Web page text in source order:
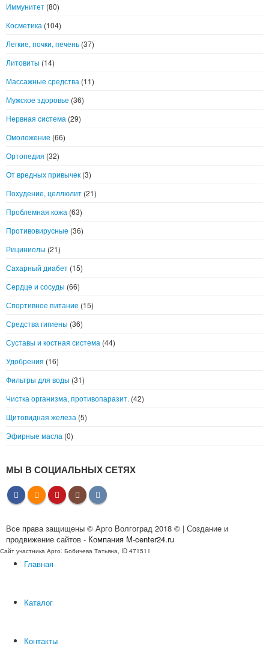
Иммунитет (80)
Косметика (104)
Легкие, почки, печень (37)
Литовиты (14)
Массажные средства (11)
Мужское здоровье (36)
Нервная система (29)
Омоложение (66)
Ортопедия (32)
От вредных привычек (3)
Похудение, целлюлит (21)
Проблемная кожа (63)
Противовирусные (36)
Рициниолы (21)
Сахарный диабет (15)
Сердце и сосуды (66)
Спортивное питание (15)
Средства гигиены (36)
Суставы и костная система (44)
Удобрения (16)
Фильтры для воды (31)
Чистка организма, противопаразит. (42)
Щитовидная железа (5)
Эфирные масла (0)
МЫ В СОЦИАЛЬНЫХ СЕТЯХ
Все права защищены © Арго Волгоград 2018 © | Создание и
продвижение сайтов - Компания M-center24.ru
Сайт участника Арго: Бобичева Татьяна, ID 471511
Главная
Каталог
Контакты